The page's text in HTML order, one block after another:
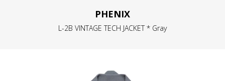
PHENIX
L-2B VINTAGE TECH JACKET * Gray